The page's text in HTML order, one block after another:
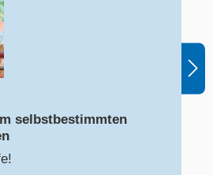
selbstbestimmten